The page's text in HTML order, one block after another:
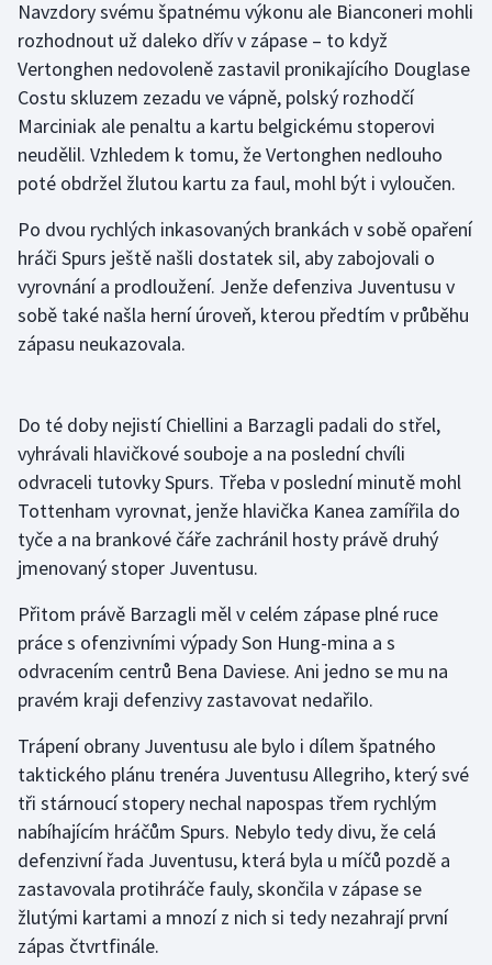
Navzdory svému špatnému výkonu ale Bianconeri mohli
rozhodnout už daleko dřív v zápase – to když
Vertonghen nedovoleně zastavil pronikajícího Douglase
Costu skluzem zezadu ve vápně, polský rozhodčí
Marciniak ale penaltu a kartu belgickému stoperovi
neudělil. Vzhledem k tomu, že Vertonghen nedlouho
poté obdržel žlutou kartu za faul, mohl být i vyloučen.
Po dvou rychlých inkasovaných brankách v sobě opaření
hráči Spurs ještě našli dostatek sil, aby zabojovali o
vyrovnání a prodloužení. Jenže defenziva Juventusu v
sobě také našla herní úroveň, kterou předtím v průběhu
zápasu neukazovala.
Do té doby nejistí Chiellini a Barzagli padali do střel,
vyhrávali hlavičkové souboje a na poslední chvíli
odvraceli tutovky Spurs. Třeba v poslední minutě mohl
Tottenham vyrovnat, jenže hlavička Kanea zamířila do
tyče a na brankové čáře zachránil hosty právě druhý
jmenovaný stoper Juventusu.
Přitom právě Barzagli měl v celém zápase plné ruce
práce s ofenzivními výpady Son Hung-mina a s
odvracením centrů Bena Daviese. Ani jedno se mu na
pravém kraji defenzivy zastavovat nedařilo.
Trápení obrany Juventusu ale bylo i dílem špatného
taktického plánu trenéra Juventusu Allegriho, který své
tři stárnoucí stopery nechal napospas třem rychlým
nabíhajícím hráčům Spurs. Nebylo tedy divu, že celá
defenzivní řada Juventusu, která byla u míčů pozdě a
zastavovala protihráče fauly, skončila v zápase se
žlutými kartami a mnozí z nich si tedy nezahrají první
zápas čtvrtfinále.